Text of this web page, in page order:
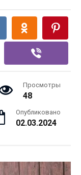
Просмотры
48
Опубликовано
02.03.2024